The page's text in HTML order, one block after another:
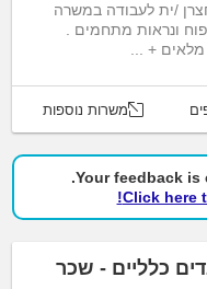
/ית לעבודה במשרה
ונראות מתחמים .
+ ...
משרות נוספות
Your feedback is
Click here
כלליים - שכר